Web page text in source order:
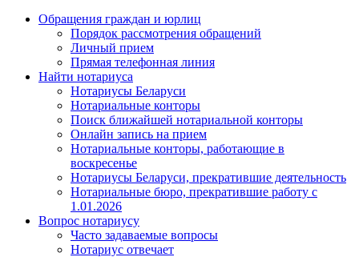
Обращения граждан и юрлиц
Порядок рассмотрения обращений
Личный прием
Прямая телефонная линия
Найти нотариуса
Нотариусы Беларуси
Нотариальные конторы
Поиск ближайшей нотариальной конторы
Онлайн запись на прием
Нотариальные конторы, работающие в
воскресенье
Нотариусы Беларуси, прекратившие деятельность
Нотариальные бюро, прекратившие работу с
1.01.2026
Вопрос нотариусу
Часто задаваемые вопросы
Нотариус отвечает